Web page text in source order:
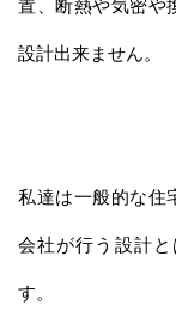
置、断熱や気密や
設計出来ません。
私達は一般的な住
会社が行う設計
す。